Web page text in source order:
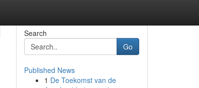
Search
Go
Published News
1 De Toekomst van de